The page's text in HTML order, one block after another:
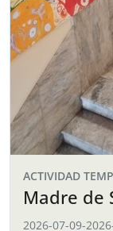
ACTIVIDAD
Madre de
2026-07-09-